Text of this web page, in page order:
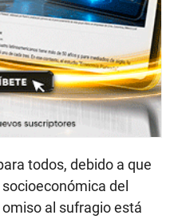
todos, debido a que
del
al sufragio está